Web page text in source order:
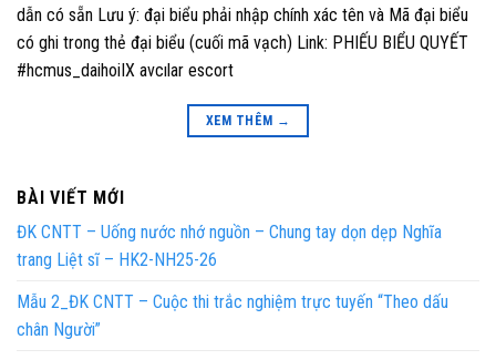
dẫn có sẵn Lưu ý: đại biểu phải nhập chính xác tên và Mã đại biểu
có ghi trong thẻ đại biểu (cuối mã vạch) Link: PHIẾU BIỂU QUYẾT
#hcmus_daihoiIX avcılar escort
XEM THÊM →
BÀI VIẾT MỚI
ĐK CNTT – Uống nước nhớ nguồn – Chung tay dọn dẹp Nghĩa
trang Liệt sĩ – HK2-NH25-26
Mẫu 2_ĐK CNTT – Cuộc thi trắc nghiệm trực tuyến “Theo dấu
chân Người”